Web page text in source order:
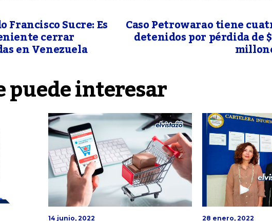
Francisco Sucre: Es
cerrar
en Venezuela
Caso Petrowarao tiene
detenidos por pérdida de
puede interesar
14 junio, 2022 28 enero, 2022